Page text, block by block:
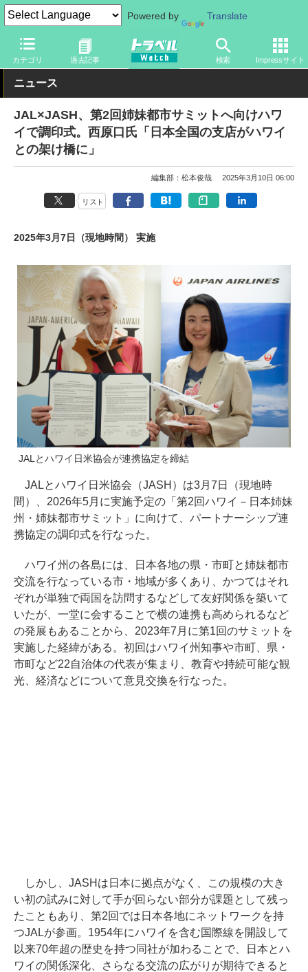
Powered by Translate
カテゴリ 過去記事 検索 Impressサイト
トラベル Watch 地域 海外旅行 ハワイ
ニュース
JAL×JASH、第2回姉妹都市サミットへ向けハワ
イで調印式。西原口氏「日本全国の支店がハワイ
との架け橋に」
編集部：松本俊哉 2025年3月10日 06:00
リスト
2025年3月7日（現地時間） 実施
JALとハワイ日米協会が連携協定を締結
JALとハワイ日米協会（JASH）は3月7日（現地時
間）、2026年5月に実施予定の「第2回ハワイ－日本姉妹
州・姉妹都市サミット」に向けて、パートナーシップ連
携協定の調印式を行なった。
ハワイ州の各島には、日本各地の県・市町と姉妹都市
交流を行なっている市・地域が多くあり、かつてはそれ
ぞれが単独で両国を訪問するなどして友好関係を築いて
いたが、一堂に会することで横の連携も高められるなど
の発展もあることから、2023年7月に第1回のサミットを
実施した経緯がある。初回はハワイ州知事や市町、県・
市町など22自治体の代表が集まり、教育や持続可能な観
光、経済などについて意見交換を行なった。
しかし、JASHは日本に拠点がなく、この規模の大き
い初の試みに対して手が回らない部分が課題として残っ
たこともあり、第2回では日本各地にネットワークを持
つJALが参画。1954年にハワイを含む国際線を開設して
以来70年超の歴史を持つ同社が加わることで、日本とハ
ワイの関係深化、さらなる交流の広がりが期待できると